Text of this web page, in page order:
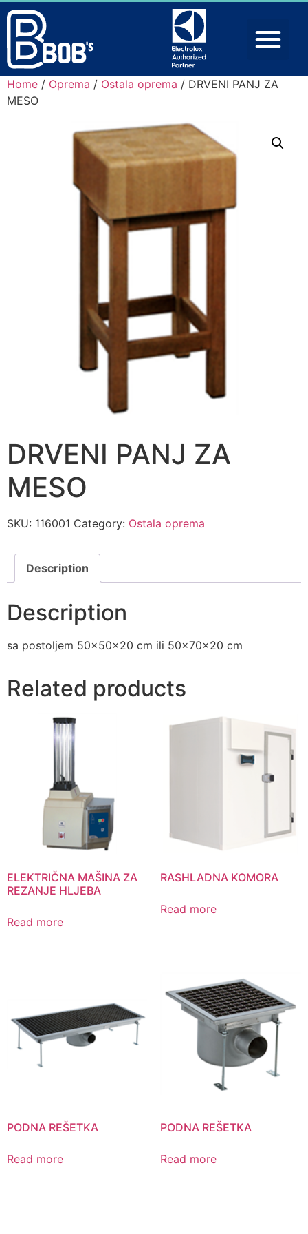
Home / Oprema / Ostala oprema / DRVENI PANJ ZA
MESO
DRVENI PANJ ZA
MESO
SKU: 116001 Category: Ostala oprema
Description
Description
sa postoljem 50x50x20 cm ili 50x70x20 cm
Related products
ELEKTRIČNA MAŠINA ZA
REZANJE HLJEBA
Read more
RASHLADNA KOMORA
Read more
PODNA REŠETKA
Read more
PODNA REŠETKA
Read more